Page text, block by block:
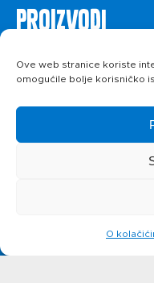
Ove web stranice koriste
omogućile bolje korisničko
O
Proizvodi
Recepti
Priča o ABC